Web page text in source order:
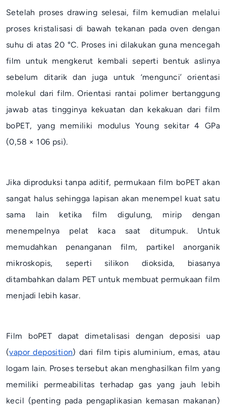
Setelah prosesdrawing selesai, film kemudian melalui
proses kristalisasi di bawah tekanan pada oven dengan
suhu di atas 20 °C. Proses ini dilakukan guna mencegah
film untuk mengkerut kembali seperti bentuk aslinya
sebelum ditarik dan juga untuk ‘mengunci’ orientasi
molekul dari film. Orientasi rantai polimer bertanggung
jawab atas tingginya kekuatan dan kekakuan dari film
boPET, yang memiliki modulus Young sekitar 4 GPa
(0,58 × 106 psi).
Jika diproduksi tanpa aditif, permukaan film boPET akan
sangat halus sehingga lapisan akan menempel kuat satu
sama lain ketika film digulung, mirip dengan
menempelnya pelat kaca saat ditumpuk. Untuk
memudahkan penanganan film, partikel anorganik
mikroskopis, seperti silikon dioksida, biasanya
ditambahkan dalam PET untuk membuat permukaan film
menjadi lebih kasar.
Film boPET dapat dimetalisasi dengan deposisi uap
(vapor deposition) dari film tipis aluminium, emas, atau
logam lain. Proses tersebut akan menghasilkan film yang
memiliki permeabilitas terhadap gas yang jauh lebih
kecil (penting pada pengaplikasian kemasan makanan)